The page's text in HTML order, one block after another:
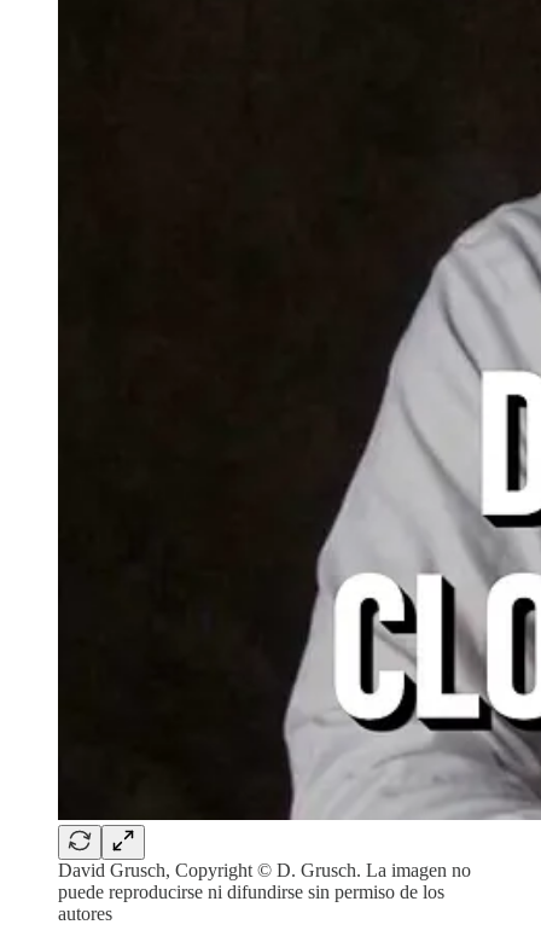
David Grusch, Copyright © D. Grusch. La imagen no
puede reproducirse ni difundirse sin permiso de los
autores